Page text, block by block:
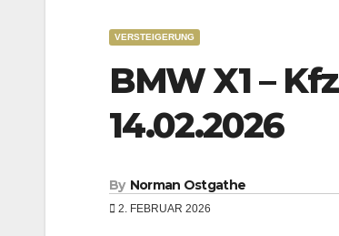
VERSTEIGERUNG
BMW X1 –
14.02.2026
By Norman Ostgathe
2. FEBRUAR 2026